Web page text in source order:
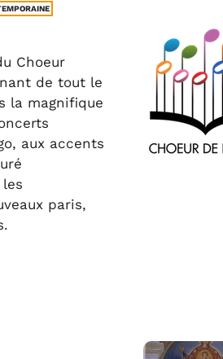
Choeur
de tout le
la magnifique
aux accents
paris,